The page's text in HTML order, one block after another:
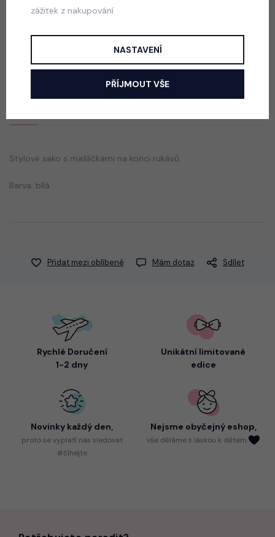
Stylové sako s mašličkami na konci rukávů.
Barva: bílá
Přidat mezi oblíbené Mám dotaz Sdílet
Rychlé Doručení
1-2 dny
Unikátní limitované
edice
Novinky každý den,
protose vyplatí nás sledovat
#číhejte
Nejsme obyčejný eshop,
vše děláme s láskou k dětem
zážitek z nakupování.
NASTAVENÍ
PŘÍJMOUT VŠE